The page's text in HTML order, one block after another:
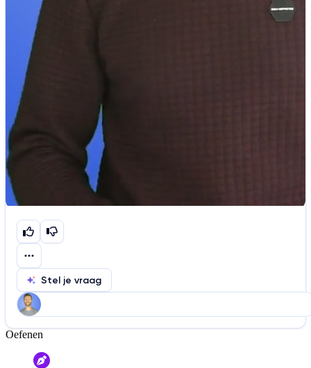
Stel je vraag
Help ons de video te verbeteren
De audio is slecht
Oefenen